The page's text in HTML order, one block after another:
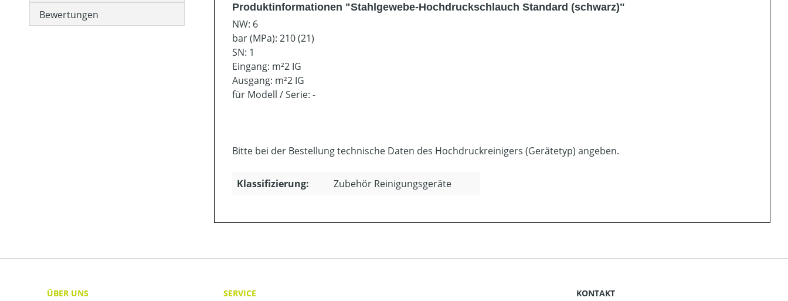
Bewertungen
Produktinformationen "Stahlgewebe-Hochdruckschlauch Standard (schwarz)"
NW: 6
bar (MPa): 210 (21)
SN: 1
Eingang: m²2 IG
Ausgang: m²2 IG
für Modell / Serie: -
Bitte bei der Bestellung technische Daten des Hochdruckreinigers (Gerätetyp) angeben.
Klassifizierung: Zubehör Reinigungsgeräte
ÜBER UNS
SERVICE
KONTAKT